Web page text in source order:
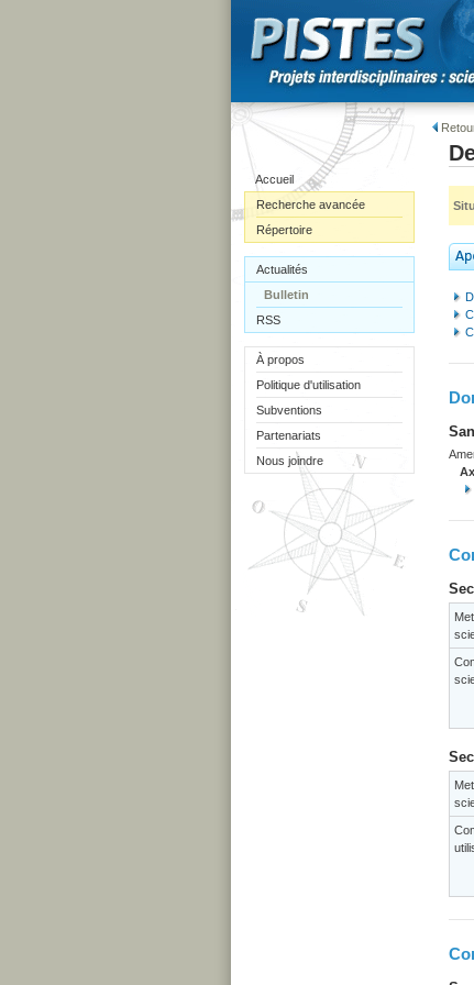
Accueil
Recherche avancée
Répertoire
Actualités
Bulletin
RSS
À propos
Politique d'utilisation
Subventions
Partenariats
Nous joindre